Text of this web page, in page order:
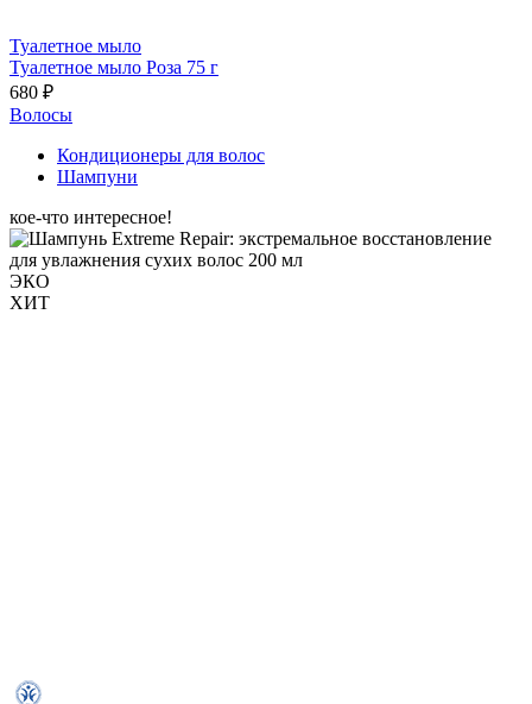
Туалетное мыло
Туалетное мыло Роза 75 г
680 ₽
Волосы
Кондиционеры для волос
Шампуни
кое-что интересное!
ЭКО
ХИТ